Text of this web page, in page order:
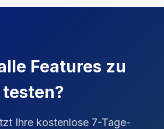
Features zu
testen?
Ihre kostenlose 7-Tage-